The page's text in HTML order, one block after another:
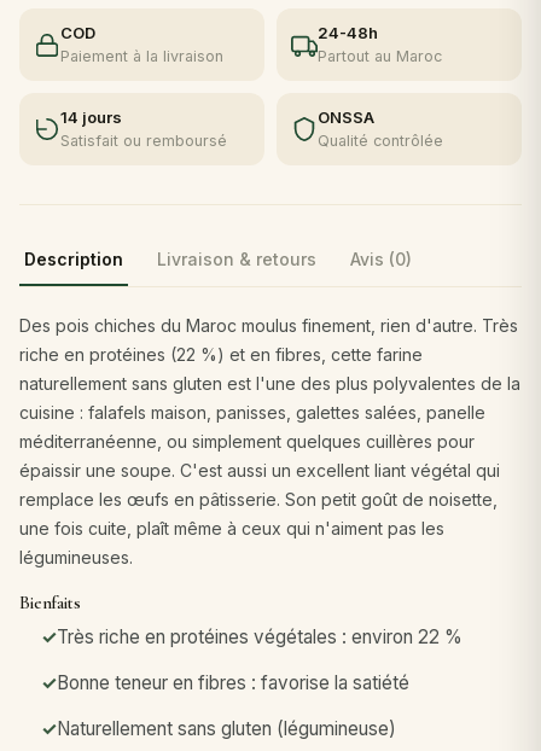
COD
Paiement à la livraison
24-48h
Partout au Maroc
14 jours
Satisfait ou remboursé
ONSSA
Qualité contrôlée
Description Livraison & retours Avis (0)
Des pois chiches du Maroc moulus finement, rien d'autre. Très
riche en protéines (22 %) et en fibres, cette farine
naturellement sans gluten est l'une des plus polyvalentes de la
cuisine : falafels maison, panisses, galettes salées, panelle
méditerranéenne, ou simplement quelques cuillères pour
épaissir une soupe. C'est aussi un excellent liant végétal qui
remplace les œufs en pâtisserie. Son petit goût de noisette,
une fois cuite, plaît même à ceux qui n'aiment pas les
légumineuses.
Bienfaits
Très riche en protéines végétales : environ 22 %
Bonne teneur en fibres : favorise la satiété
Naturellement sans gluten (légumineuse)